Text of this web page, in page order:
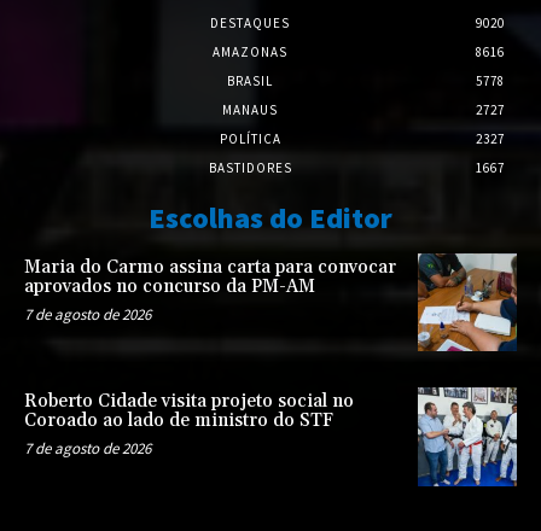
DESTAQUES
9020
AMAZONAS
8616
BRASIL
5778
MANAUS
2727
POLÍTICA
2327
BASTIDORES
1667
Escolhas do Editor
Maria do Carmo assina carta para convocar
aprovados no concurso da PM-AM
7 de agosto de 2026
Roberto Cidade visita projeto social no
Coroado ao lado de ministro do STF
7 de agosto de 2026